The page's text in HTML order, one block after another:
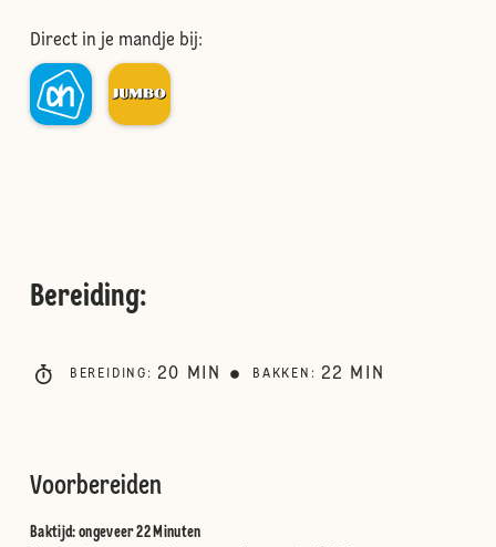
Direct in je mandje bij:
Bereiding:
BEREIDING : 20 MIN BAKKEN : 22 MIN
Voorbereiden
Baktijd: ongeveer 22 Minuten